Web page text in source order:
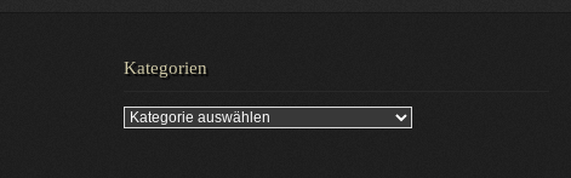
Kategorien
Kategorien